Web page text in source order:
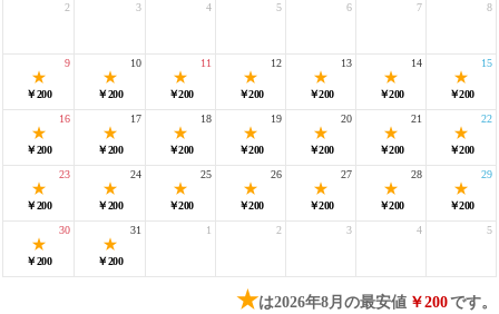
2 3 4 5 6 7 8
￥200
9
￥200
10
￥200
11
￥200
12
￥200
13
￥200
14
￥200
15
￥200
16
￥200
17
￥200
18
￥200
19
￥200
20
￥200
21
￥200
22
￥200
23
￥200
24
￥200
25
￥200
26
￥200
27
￥200
28
￥200
29
￥200
30
￥200
31 1 2 3 4 5
★は2026年8月の最安値 ￥200です。